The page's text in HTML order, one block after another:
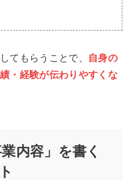
てもらうことで、
自身の
・経験が伝わりやすくな
内容」を書く